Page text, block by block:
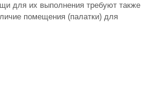
для их выполнения требуют также
помещения (палатки) для